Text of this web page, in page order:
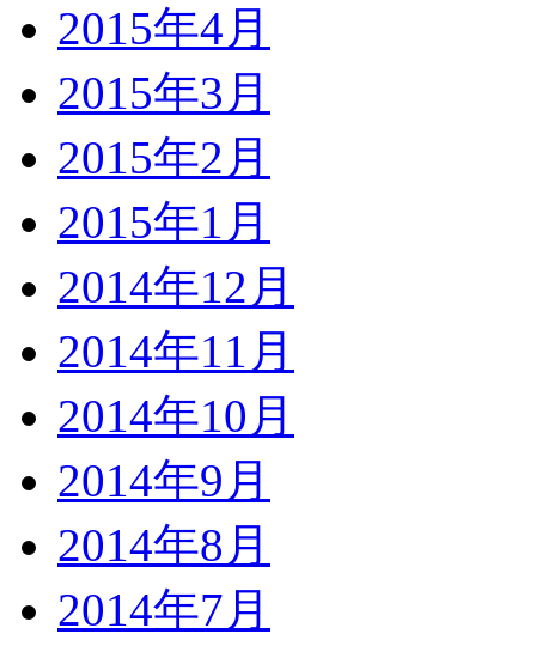
2015年4月
2015年3月
2015年2月
2015年1月
2014年12月
2014年11月
2014年10月
2014年9月
2014年8月
2014年7月